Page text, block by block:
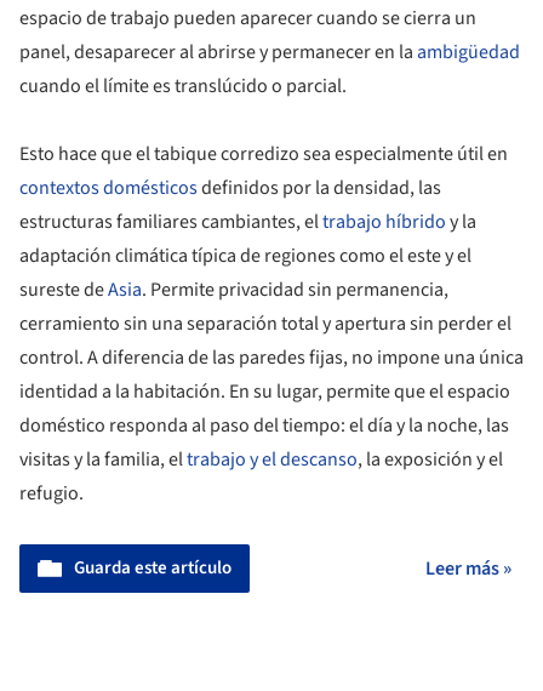
espacio de trabajo pueden aparecer cuando se cierra un
panel, desaparecer al abrirse y permanecer en la ambigüedad
cuando el límite es translúcido o parcial.
Esto hace que el tabique corredizo sea especialmente útil en
contextos domésticosdefinidos por la densidad, las
estructuras familiares cambiantes, eltrabajo híbridoy la
adaptación climática típica de regiones como el este y el
sureste deAsia. Permite privacidad sin permanencia,
cerramiento sin una separación total y apertura sin perder el
control. A diferencia de las paredes fijas, no impone una única
identidad a la habitación. En su lugar, permite que el espacio
doméstico responda al paso del tiempo: el día y la noche, las
visitas y la familia, eltrabajo y el descanso, la exposición y el
refugio.
Guarda este artículo Leer más »